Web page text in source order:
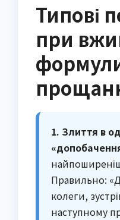
Типові
при
1. Злиття в
Правильно:
колеги,
наступному